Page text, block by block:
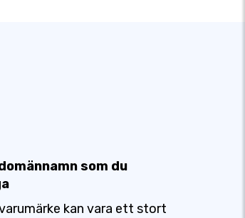
som du
kan vara ett stort